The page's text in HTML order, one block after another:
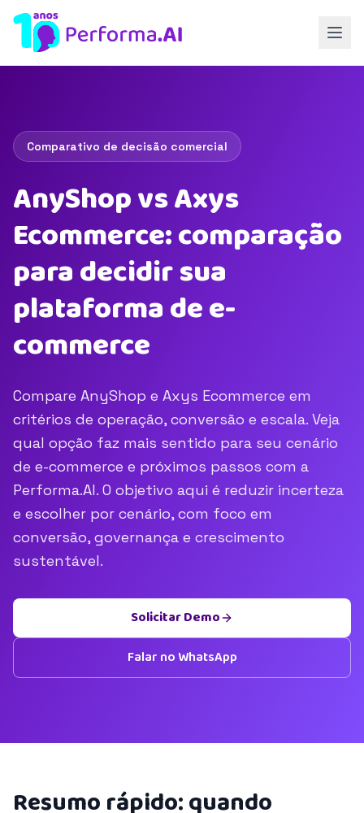
Comparativo de decisão comercial
AnyShop vs Axys
Ecommerce: comparação
para decidir sua
plataforma de e-
commerce
Compare AnyShop e Axys Ecommerce em
critérios de operação, conversão e escala. Veja
qual opção faz mais sentido para seu cenário
de e-commerce e próximos passos com a
Performa.AI. O objetivo aqui é reduzir incerteza
e escolher por cenário, com foco em
conversão, governança e crescimento
sustentável.
Solicitar Demo
Falar no WhatsApp
Resumo rápido: quando